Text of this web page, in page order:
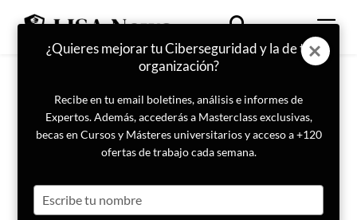
¿Quieres mejorar tu Ciberseguridad y la de tu
organización?
Recibe en tu email boletines, análisis e informes de
Expertos. Además, accederás a Masterclass exclusivas,
becas en Cursos y Másteres universitarios y acceso a +120
ofertas de trabajo cada semana.
your